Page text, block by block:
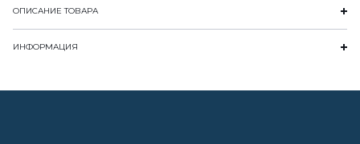
ОПИСАНИЕ ТОВАРА
ИНФОРМАЦИЯ